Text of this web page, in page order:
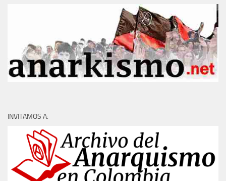
INVITAMOS A: